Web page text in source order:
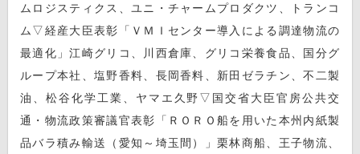
ムロジスティクス、ユニ・チャームプロダクツ、トランコ
ム▽経産大臣表彰「ＶＭＩセンター導入による調達物流の
最適化」江崎グリコ、川西倉庫、グリコ栄養食品、国分グ
ループ本社、塩野香料、長岡香料、新田ゼラチン、不二製
油、松谷化学工業、ヤマエ久野▽国交省大臣官房公共交
通・物流政策審議官表彰「ＲＯＲＯ船を用いた本州内紙製
品バラ積み輸送（愛知～埼玉間）」栗林商船、王子物流、